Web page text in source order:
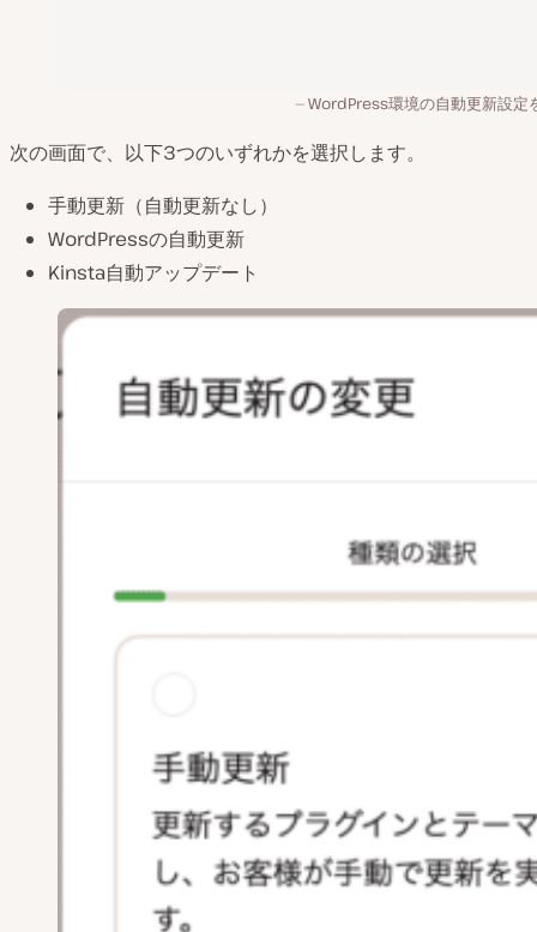
WordPress環境の自動更新設定
次の画面で、以下3つのいずれかを選択します。
手動更新（自動更新なし）
WordPressの自動更新
Kinsta自動アップデート